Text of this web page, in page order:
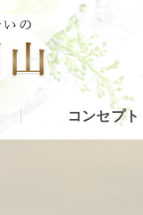
コンセプト